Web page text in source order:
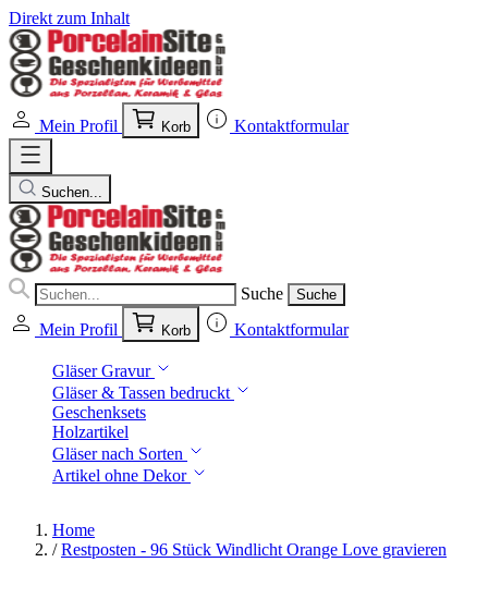
Direkt zum Inhalt
Mein Profil Korb Kontaktformular
Suchen...
Suche Suche
Mein Profil Korb Kontaktformular
Gläser Gravur
Gläser & Tassen bedruckt
Geschenksets
Holzartikel
Gläser nach Sorten
Artikel ohne Dekor
Home
/ Restposten - 96 Stück Windlicht Orange Love gravieren